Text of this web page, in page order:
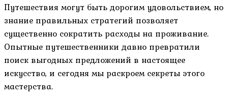
Путешествия могут быть дорогим удовольствием, но
знание правильных стратегий позволяет
существенно сократить расходы на проживание.
Опытные путешественники давно превратили
поиск выгодных предложений в настоящее
искусство, и сегодня мы раскроем секреты этого
мастерства.